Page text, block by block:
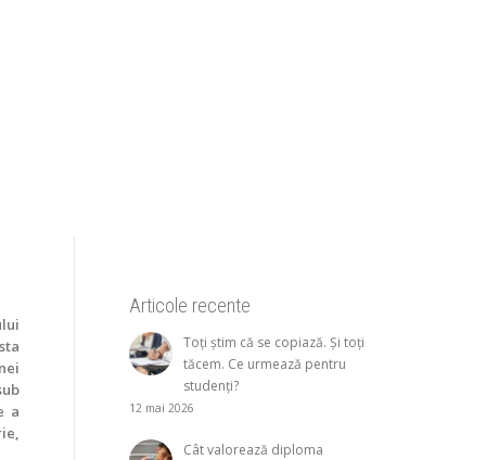
a
Articole recente
Toți știm că se copiază. Și toți
tăcem. Ce urmează pentru
studenți?
12 mai 2026
Cât valorează diploma